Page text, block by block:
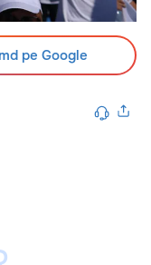
pe Google